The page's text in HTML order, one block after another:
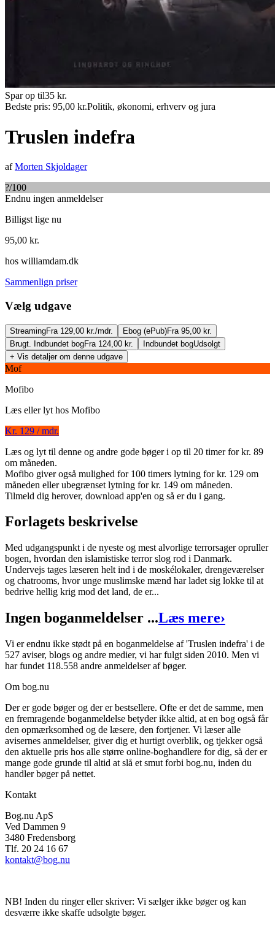
Spar op til35 kr.
Bedste pris: 95,00 kr.Politik, økonomi, erhverv og jura
Truslen indefra
afMorten Skjoldager
?/100
Endnu ingen anmeldelser
Billigst lige nu
95,00 kr.
hos williamdam.dk
Sammenlign priser
Vælg udgave
StreamingFra 129,00 kr./mdr. Ebog (ePub)Fra 95,00 kr.
Brugt. Indbundet bogFra 124,00 kr. Indbundet bogUdsolgt
+ Vis detaljer om denne udgave
Truslen indefra
Forfatter:Morten Skjoldager
Format:Ebog (ePub)
Sider:378
Forlag:
Lindhardt og Ringhof
Udgivet: 30. september 2009
Mof
Mofibo
Læs eller lyt hos Mofibo
Kr. 129 / mdr.
Læs og lyt til denne og andre gode bøger i op til 20 timer for kr. 89
om måneden.
Mofibo giver også mulighed for 100 timers lytning for kr. 129 om
måneden eller ubegrænset lytning for kr. 149 om måneden.
Tilmeld dig herover, download app'en og så er du i gang.
Forlagets beskrivelse
Med udgangspunkt i de nyeste og mest alvorlige terrorsager opruller
bogen, hvordan den islamistiske terror slog rod i Danmark.
Undervejs tages læseren helt ind i de moskélokaler, drengeværelser
og chatrooms, hvor unge muslimske mænd har ladet sig lokke til at
bedrive hellig krig mod det land, de er...
Ingen boganmeldelser ...Læs mere›
Vi er endnu ikke stødt på en boganmeldelse af 'Truslen indefra' i de
527 aviser, blogs og andre medier, vi har fulgt siden 2010. Men vi
har fundet 118.558 andre anmeldelser af bøger.
Om bog.nu
Der er gode bøger og der er bestsellere. Ofte er det de samme, men
en fremragende boganmeldelse betyder ikke altid, at en bog også får
den opmærksomhed og de læsere, den fortjener. Vi læser alle
avisernes anmeldelser, giver dig et hurtigt overblik, og tjekker også
den aktuelle pris hos alle større online-boghandlere for dig, så der er
mange gode grunde til altid at slå et smut forbi bog.nu, inden du
handler bøger på nettet.
Kontakt
Bog.nu ApS
Ved Dammen 9
3480 Fredensborg
Tlf. 20 24 16 67
kontakt@bog.nu
NB! Inden du ringer eller skriver: Vi sælger ikke bøger og kan
desværre ikke skaffe udsolgte bøger.